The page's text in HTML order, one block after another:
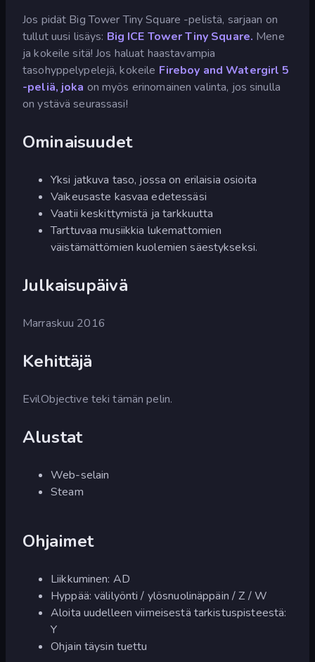
Jos pidät Big Tower Tiny Square -pelistä, sarjaan on
tullut uusi lisäys: Big ICE Tower Tiny Square. Mene
ja kokeile sitä! Jos haluat haastavampia
tasohyppelypelejä, kokeile Fireboy and Watergirl 5
-peliä, joka on myös erinomainen valinta, jos sinulla
on ystävä seurassasi!
Ominaisuudet
Yksi jatkuva taso, jossa on erilaisia osioita
Vaikeusaste kasvaa edetessäsi
Vaatii keskittymistä ja tarkkuutta
Tarttuvaa musiikkia lukemattomien
väistämättömien kuolemien säestykseksi.
Julkaisupäivä
Marraskuu 2016
Kehittäjä
EvilObjective teki tämän pelin.
Alustat
Web-selain
Steam
Ohjaimet
Liikkuminen: AD
Hyppää: välilyönti / ylösnuolinäppäin / Z / W
Aloita uudelleen viimeisestä tarkistuspisteestä:
Y
Ohjain täysin tuettu